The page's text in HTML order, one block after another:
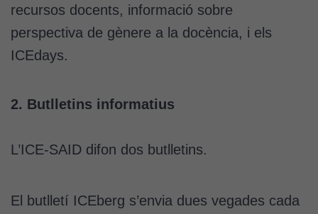
recursos docents, informació sobre
perspectiva de gènere a la docència, i els
ICEdays.
2. Butlletins informatius
L’ICE-SAID difon dos butlletins.
El butlletí ICEberg s’envia dues vegades cada